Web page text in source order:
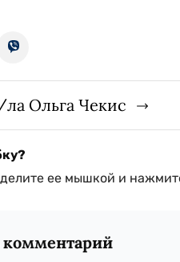
Ольга Чекис
ее мышкой и
комментарий